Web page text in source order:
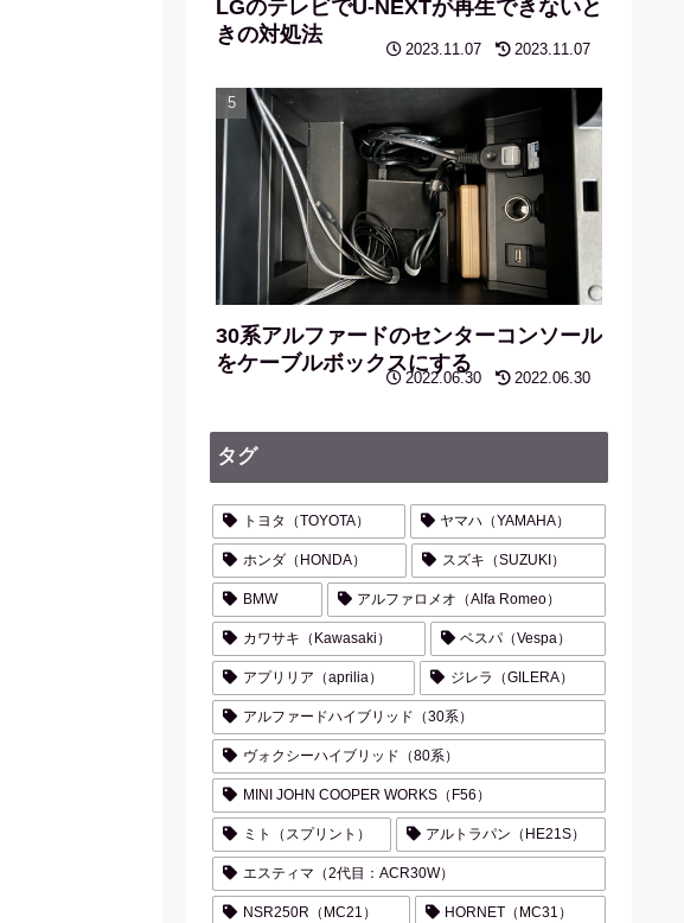
LGのテレビでU-NEXTが再生できないと
きの対処法
2023.11.07 2023.11.07
30系アルファードのセンターコンソール
をケーブルボックスにする
2022.06.30 2022.06.30
タグ
トヨタ（TOYOTA） ヤマハ（YAMAHA）
ホンダ（HONDA） スズキ（SUZUKI）
BMW アルファロメオ（Alfa Romeo）
カワサキ（Kawasaki） ベスパ（Vespa）
アプリリア（aprilia） ジレラ（GILERA）
アルファードハイブリッド（30系）
ヴォクシーハイブリッド（80系）
MINI JOHN COOPER WORKS（F56）
ミト（スプリント） アルトラパン（HE21S）
エスティマ（2代目：ACR30W）
NSR250R（MC21） HORNET（MC31）